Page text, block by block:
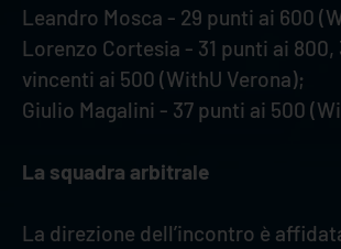
Leandro Mosca - 29 punti ai 600
Lorenzo Cortesia - 31 punti ai
vincenti ai 500 (WithU Verona);
Giulio Magalini - 37 punti ai 500
La squadra arbitrale
La direzione dell’incontro è